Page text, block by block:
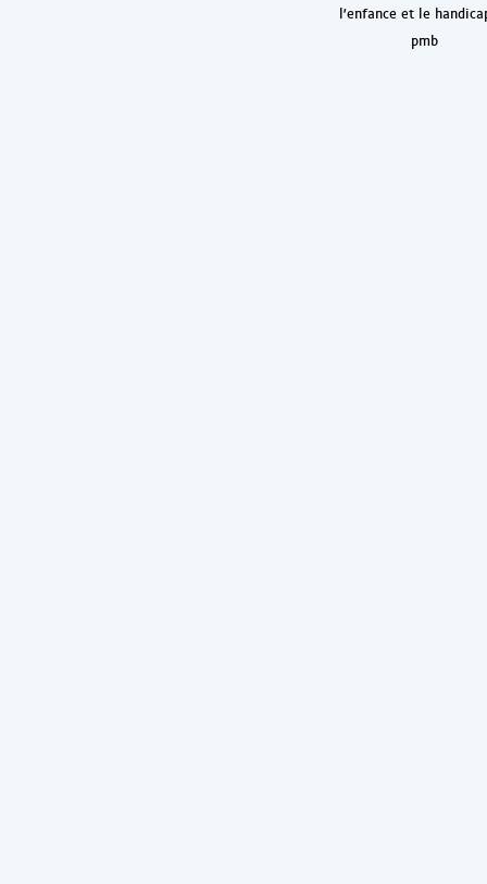
l'enfance et le
pmb